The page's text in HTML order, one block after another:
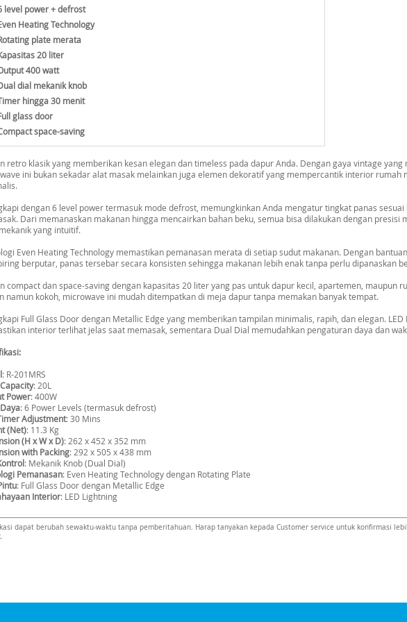
level power + defrost
Heating Technology
plate merata
20 liter
400 watt
dial mekanik knob
hingga 30 menit
glass door
space-saving
retro klasik yang memberikan kesan elegan dan timeless pada dapur Anda. Dengan gaya vintage yang
ini bukan sekadar alat masak melainkan juga elemen dekoratif yang mempercantik interior rumah
dengan 6 level power termasuk mode defrost, memungkinkan Anda mengatur tingkat panas sesuai
Dari memanaskan makanan hingga mencairkan bahan beku, semua bisa dilakukan dengan presisi
yang intuitif.
Even Heating Technology memastikan pemanasan merata di setiap sudut makanan. Dengan
berputar, panas tersebar secara konsisten sehingga makanan lebih enak tanpa perlu dipanaskan
compact dan space-saving dengan kapasitas 20 liter yang pas untuk dapur kecil, apartemen, maupun
namun kokoh, microwave ini mudah ditempatkan di meja dapur tanpa memakan banyak tempat.
Full Glass Door dengan Metallic Edge yang memberikan tampilan minimalis, rapih, dan elegan. LED
interior terlihat jelas saat memasak, sementara Dual Dial memudahkan pengaturan daya dan
: R-201MRS
: 20L
Power: 400W
: 6 Power Levels (termasuk defrost)
Adjustment: 30 Mins
(Net): 11.3 Kg
(H x W x D): 262 x 452 x 352 mm
with Packing: 292 x 505 x 438 mm
: Mekanik Knob (Dual Dial)
Pemanasan: Even Heating Technology dengan Rotating Plate
: Full Glass Door dengan Metallic Edge
Interior: LED Lightning
dapat berubah sewaktu-waktu tanpa pemberitahuan. Harap tanyakan kepada Customer service untuk konfirmasi